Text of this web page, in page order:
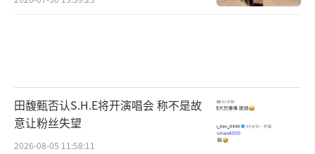
田馥甄否认S.H.E将开演唱会 称不是故
意让粉丝失望
2026-08-05 11:58:11